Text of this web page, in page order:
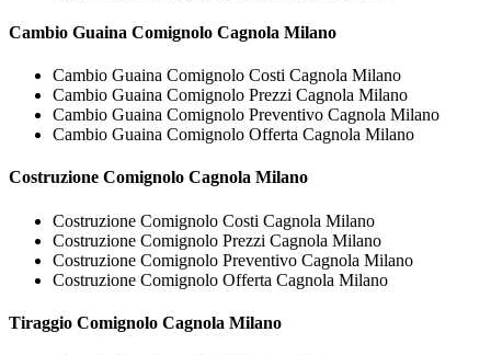
Cambio Guaina Comignolo Cagnola Milano
Cambio Guaina Comignolo Costi Cagnola Milano
Cambio Guaina Comignolo Prezzi Cagnola Milano
Cambio Guaina Comignolo Preventivo Cagnola Milano
Cambio Guaina Comignolo Offerta Cagnola Milano
Costruzione Comignolo Cagnola Milano
Costruzione Comignolo Costi Cagnola Milano
Costruzione Comignolo Prezzi Cagnola Milano
Costruzione Comignolo Preventivo Cagnola Milano
Costruzione Comignolo Offerta Cagnola Milano
Tiraggio Comignolo Cagnola Milano